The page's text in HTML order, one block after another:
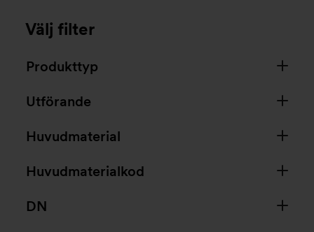
Välj filter
Produkttyp
Utförande
Huvudmaterial
Huvudmaterialkod
DN